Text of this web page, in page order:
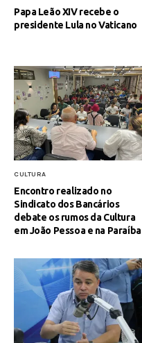
Papa Leão XIV recebe o
presidente Lula no Vaticano
CULTURA
Encontro realizado no
Sindicato dos Bancários
debate os rumos da Cultura
em João Pessoa e na Paraíba